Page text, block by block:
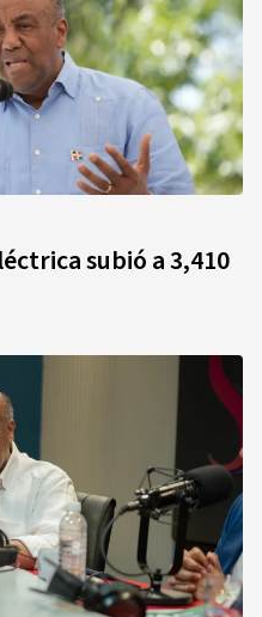
subió a 3,410